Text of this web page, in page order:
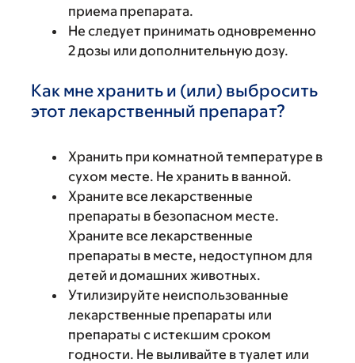
приема препарата.
Не следует принимать одновременно
2 дозы или дополнительную дозу.
Как мне хранить и (или) выбросить
этот лекарственный препарат?
Хранить при комнатной температуре в
сухом месте. Не хранить в ванной.
Храните все лекарственные
препараты в безопасном месте.
Храните все лекарственные
препараты в месте, недоступном для
детей и домашних животных.
Утилизируйте неиспользованные
лекарственные препараты или
препараты с истекшим сроком
годности. Не выливайте в туалет или